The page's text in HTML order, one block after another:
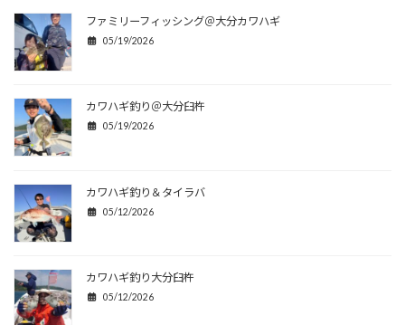
ファミリーフィッシング＠大分カワハギ
05/19/2026
カワハギ釣り＠大分臼杵
05/19/2026
カワハギ釣り＆タイラバ
05/12/2026
カワハギ釣り大分臼杵
05/12/2026